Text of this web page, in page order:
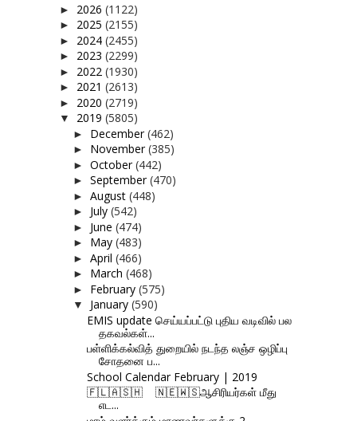
► 2026 (1122)
► 2025 (2155)
► 2024 (2455)
► 2023 (2299)
► 2022 (1930)
► 2021 (2613)
► 2020 (2719)
▼ 2019 (5805)
► December(462)
► November(385)
► October(442)
► September(470)
► August (448)
► July (542)
► June (474)
► May (483)
► April (466)
► March (468)
► February (575)
▼ January (590)
EMIS update செய்யப்பட்டு புதிய வடிவில் பல
தகவல்கள்...
பள்ளிக்கல்வித் துறையில் நடந்த லஞ்ச ஒழிப்பு
சோதனை ப...
School Calendar February | 2019
🇫‌🇱‌🇦‌🇸‌🇭‌ 🇳‌🇪‌🇼‌🇸‌ஆசிரியர்கள் மீது
எட...